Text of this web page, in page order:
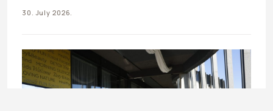
30. July 2026.